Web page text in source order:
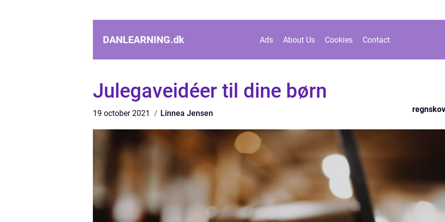
DANLEARNING.dk Ads About Us Cookies Contact
Julegaveidéer til dine børn
19 october 2021 Linnea Jensen